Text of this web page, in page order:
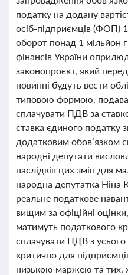
податку на додану
осіб-підприємців (ФОП)
оборот понад 1 мільйон
фінансів України
законопроєкт, який
повинні будуть вести
типовою формою,
сплачувати ПДВ за
ставка єдиного податку
додатковим обов’язком
народні депутати
наслідків цих змін для
народна депутатка Ніна
реальне податкове
вищим за офіційні
матимуть податкового
сплачувати ПДВ з
критично для
низькою маржею та тих,